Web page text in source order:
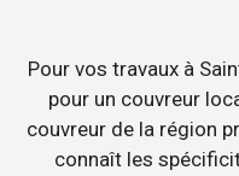
Pour vos travaux à
pour un couvreur
couvreur de la région
connaît les